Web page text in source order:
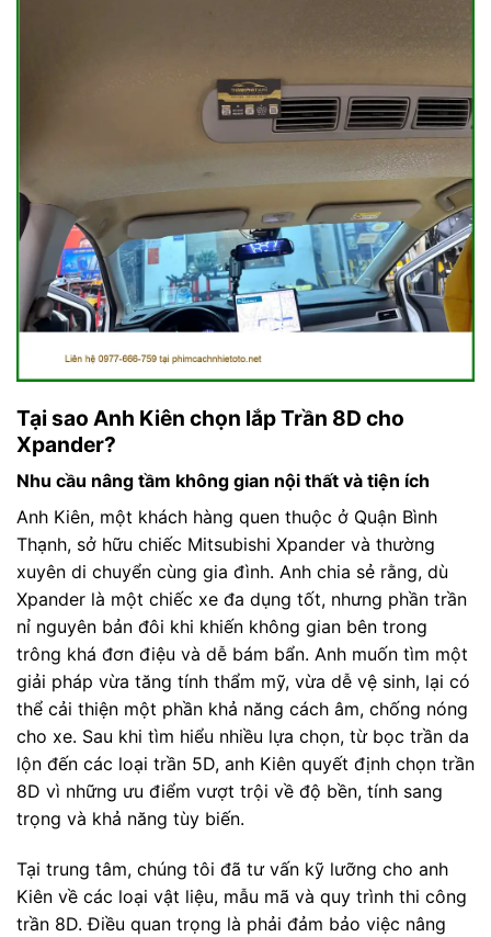
Tại sao Anh Kiên chọn lắp Trần 8D cho
Xpander?
Nhu cầu nâng tầm không gian nội thất và tiện ích
Anh Kiên, một khách hàng quen thuộc ở Quận Bình
Thạnh, sở hữu chiếc Mitsubishi Xpander và thường
xuyên di chuyển cùng gia đình. Anh chia sẻ rằng, dù
Xpander là một chiếc xe đa dụng tốt, nhưng phần trần
nỉ nguyên bản đôi khi khiến không gian bên trong
trông khá đơn điệu và dễ bám bẩn. Anh muốn tìm một
giải pháp vừa tăng tính thẩm mỹ, vừa dễ vệ sinh, lại có
thể cải thiện một phần khả năng cách âm, chống nóng
cho xe. Sau khi tìm hiểu nhiều lựa chọn, từ bọc trần da
lộn đến các loại trần 5D, anh Kiên quyết định chọn trần
8D vì những ưu điểm vượt trội về độ bền, tính sang
trọng và khả năng tùy biến.
Tại trung tâm, chúng tôi đã tư vấn kỹ lưỡng cho anh
Kiên về các loại vật liệu, mẫu mã và quy trình thi công
trần 8D. Điều quan trọng là phải đảm bảo việc nâng